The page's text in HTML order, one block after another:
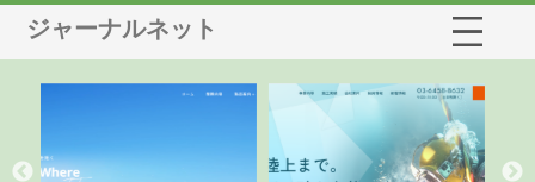
ジャーナルネット